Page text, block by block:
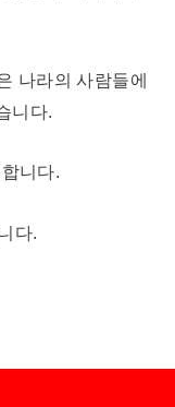
나라의 사람들에
니다.
니다.
다.